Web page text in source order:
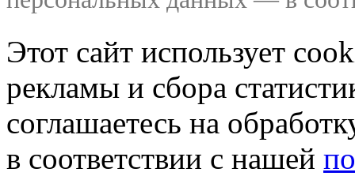
Этот сайт использует
рекламы и сбора
соглашаетесь на
в соответствии с нашей